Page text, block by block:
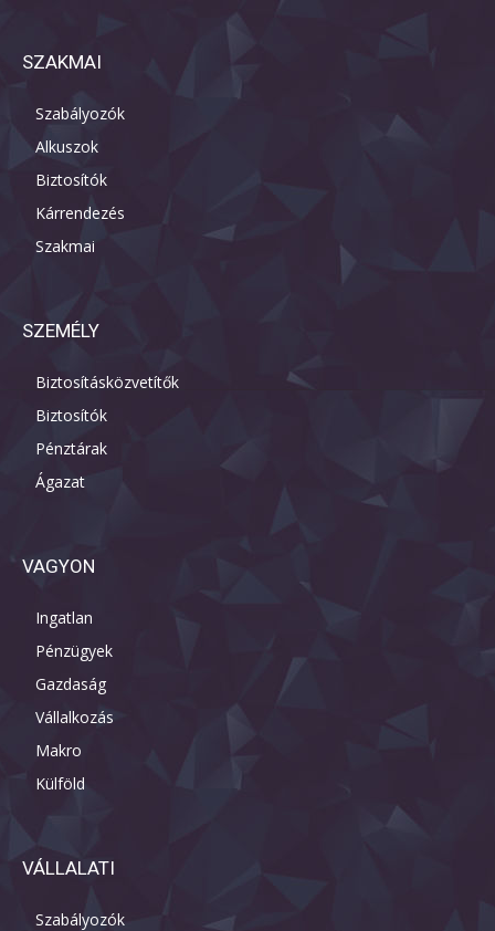
SZAKMAI
Szabályozók
Alkuszok
Biztosítók
Kárrendezés
Szakmai
SZEMÉLY
Biztosításközvetítők
Biztosítók
Pénztárak
Ágazat
VAGYON
Ingatlan
Pénzügyek
Gazdaság
Vállalkozás
Makro
Külföld
VÁLLALATI
Szabályozók